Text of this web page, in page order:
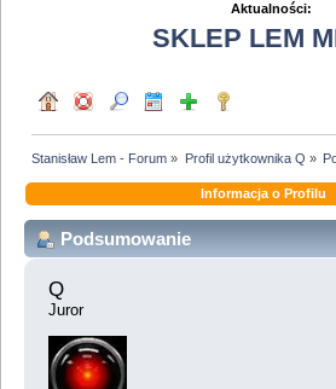
Aktualności:
SKLEP LEM
Stanisław Lem - Forum » Profil użytkownika Q »
Informacja o Profilu
Podsumowanie
Q
Juror